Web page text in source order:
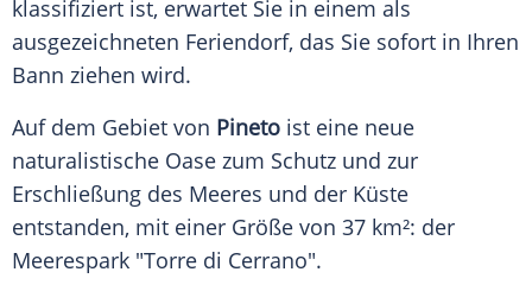
klassifiziert ist, erwartet Sie in einem als
ausgezeichneten Feriendorf, das Sie sofort in Ihren
Bann ziehen wird.
Auf dem Gebiet von Pineto ist eine neue
naturalistische Oase zum Schutz und zur
Erschließung des Meeres und der Küste
entstanden, mit einer Größe von 37 km²: der
Meerespark "Torre di Cerrano".